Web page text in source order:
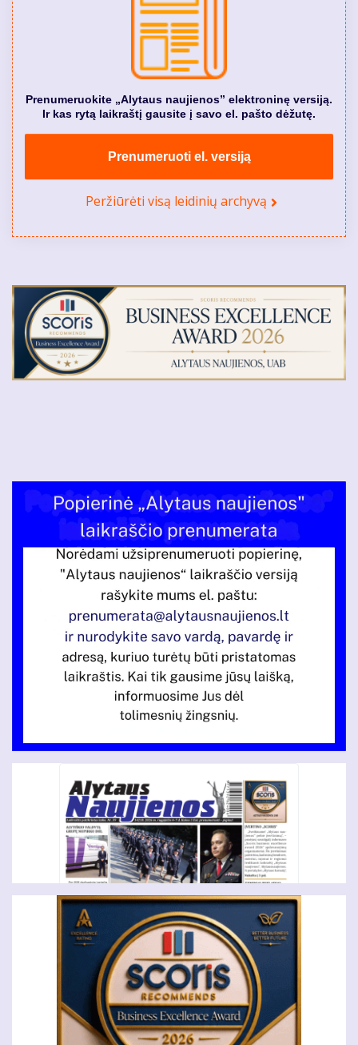
Prenumeruokite „Alytaus naujienos” elektroninę versiją.
Ir kas rytą laikraštį gausite į savo el. pašto dėžutę.
Prenumeruoti el. versiją
Peržiūrėti visą leidinių archyvą